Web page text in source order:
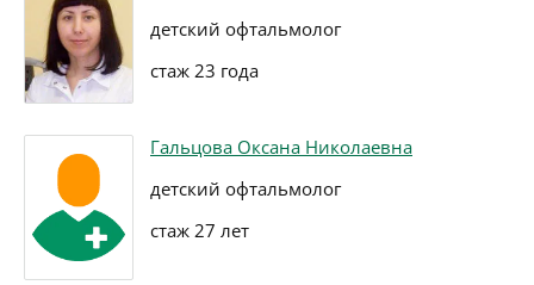
детский офтальмолог
стаж 23 года
Гальцова Оксана Николаевна
детский офтальмолог
стаж 27 лет